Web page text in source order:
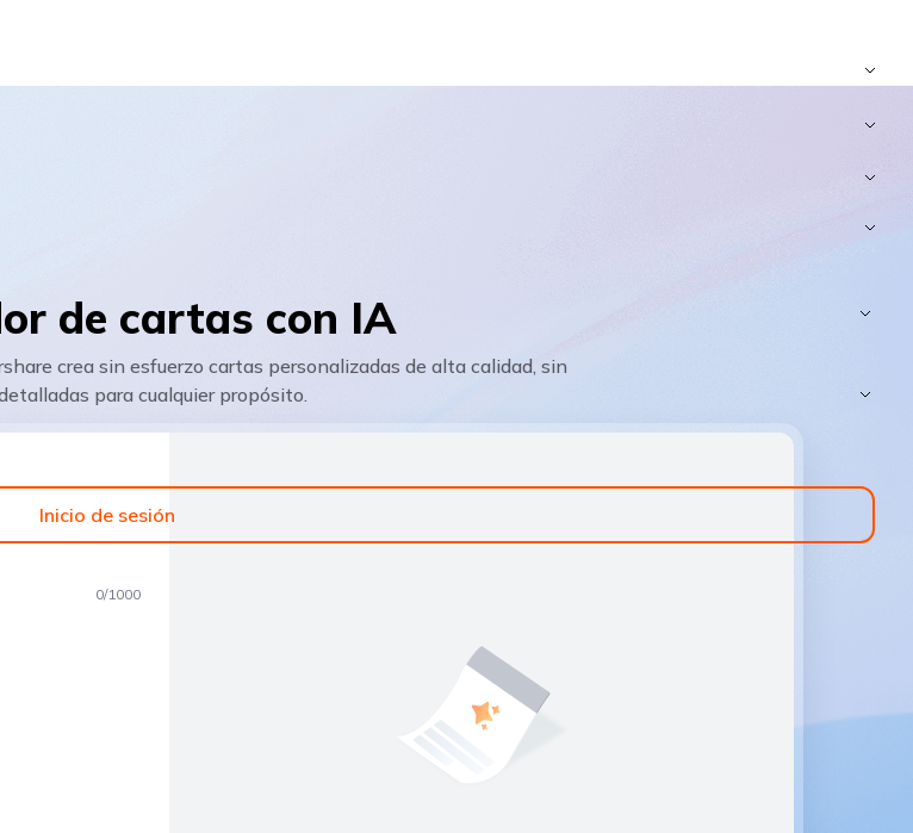
Inicio de sesión
de cartas con IA
crea sin esfuerzo cartas personalizadas de alta calidad, sin
para cualquier propósito.
0/1000